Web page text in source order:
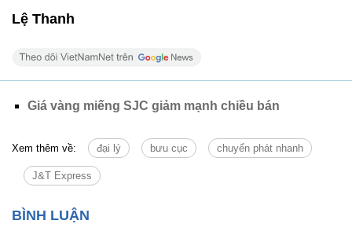
Lệ Thanh
Giá vàng miếng SJC giảm mạnh chiều bán
Xem thêm về: đại lý bưu cục chuyển phát nhanh
J&T Express